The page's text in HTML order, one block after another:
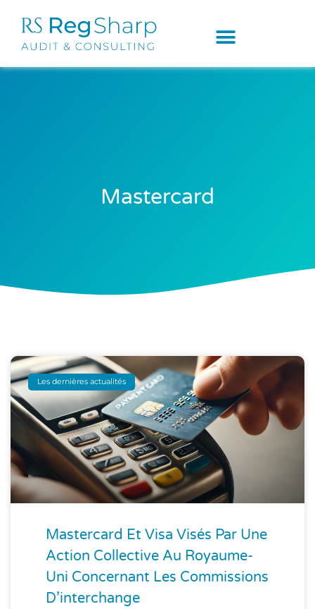
Mastercard
Les dernières actualités
Mastercard Et Visa Visés Par Une
Action Collective Au Royaume-
Uni Concernant Les Commissions
D’interchange